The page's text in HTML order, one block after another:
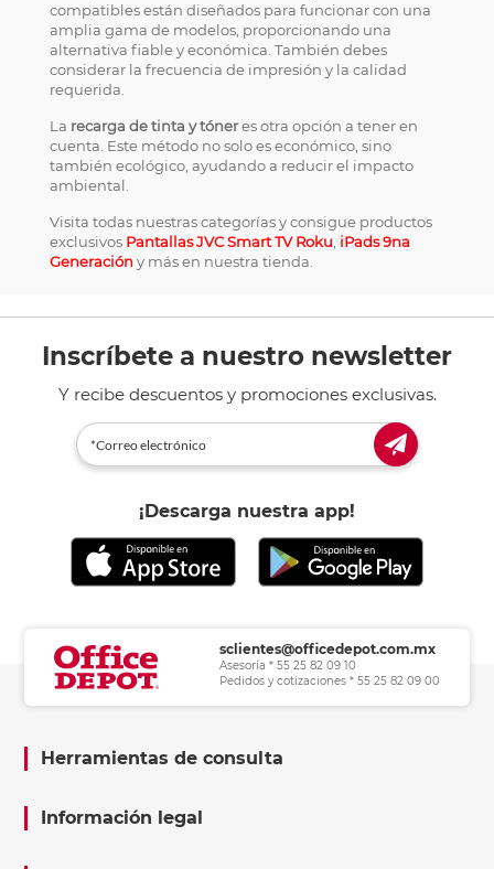
compatibles están diseñados para funcionar con una
amplia gama de modelos, proporcionando una
alternativa fiable y económica. También debes
considerar la frecuencia de impresión y la calidad
requerida.
La recarga de tinta y tóneres otra opción a tener en
cuenta. Este método no solo es económico, sino
también ecológico, ayudando a reducir el impacto
ambiental.
Visita todas nuestras categorías y consigue productos
exclusivos Pantallas JVC Smart TV Roku iPads 9na
Generacióny más en nuestra tienda.
Inscríbete a nuestro newsletter
Y recibe descuentos y promociones exclusivas.
¡Descarga nuestra app!
sclientes@officedepot.com.mx
Asesoría * 55 25 82 09 10
Pedidos y cotizaciones * 55 25 82 09 00
Herramientas de consulta
Información legal